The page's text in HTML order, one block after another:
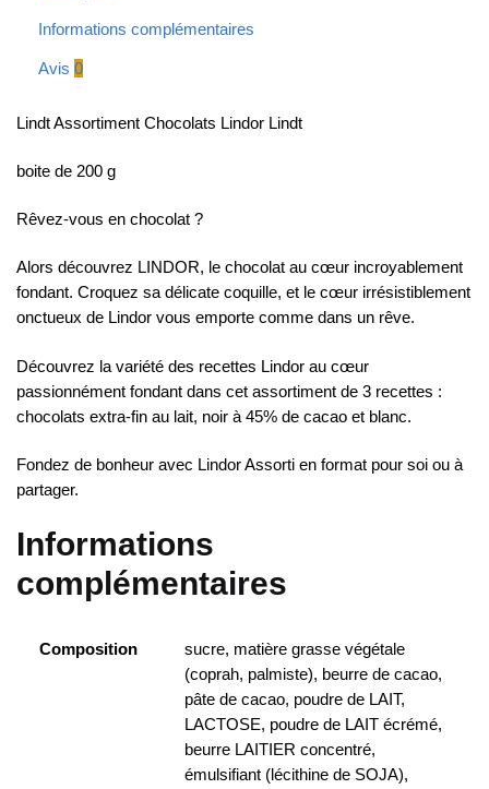
Informations complémentaires
Avis 0
Lindt Assortiment Chocolats Lindor Lindt
boite de 200 g
Rêvez-vous en chocolat ?
Alors découvrez LINDOR, le chocolat au cœur incroyablement
fondant. Croquez sa délicate coquille, et le cœur irrésistiblement
onctueux de Lindor vous emporte comme dans un rêve.
Découvrez la variété des recettes Lindor au cœur
passionnément fondant dans cet assortiment de 3 recettes :
chocolats extra-fin au lait, noir à 45% de cacao et blanc.
Fondez de bonheur avec Lindor Assorti en format pour soi ou à
partager.
Informations
complémentaires
Composition
sucre, matière grasse végétale
(coprah, palmiste), beurre de cacao,
pâte de cacao, poudre de LAIT,
LACTOSE, poudre de LAIT écrémé,
beurre LAITIER concentré,
émulsifiant (lécithine de SOJA),